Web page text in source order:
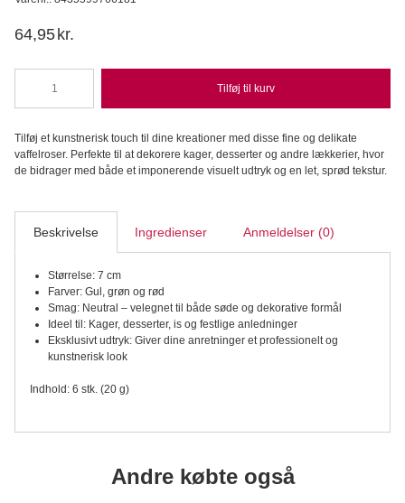
64,95 kr.
Dekora
-
Roses,
7
cm,
6
Tilføj til kurv
Tilføj et kunstnerisk touch til dine kreationer med disse fine og delikate
vaffelroser. Perfekte til at dekorere kager, desserter og andre lækkerier, hvor
de bidrager med både et imponerende visuelt udtryk og en let, sprød tekstur.
Beskrivelse Ingredienser Anmeldelser (0)
Størrelse: 7 cm
Farver: Gul, grøn og rød
Smag: Neutral – velegnet til både søde og dekorative formål
Ideel til: Kager, desserter, is og festlige anledninger
Eksklusivt udtryk: Giver dine anretninger et professionelt og
kunstnerisk look
Indhold: 6 stk. (20 g)
Andre købte også